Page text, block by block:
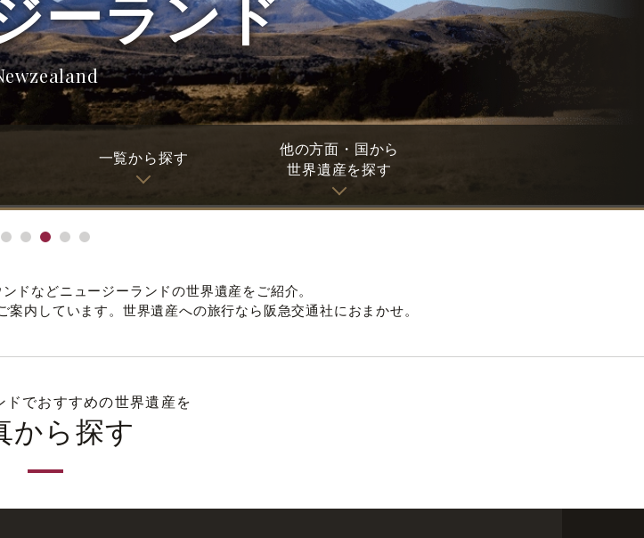
ーランド
一覧から探す
他の方面・国から
世界遺産を探す
ドなどニュージーランドの世界遺産をご紹介。
内しています。世界遺産への旅行なら阪急交通社におまかせ。
ドでおすすめの世界遺産を
から探す